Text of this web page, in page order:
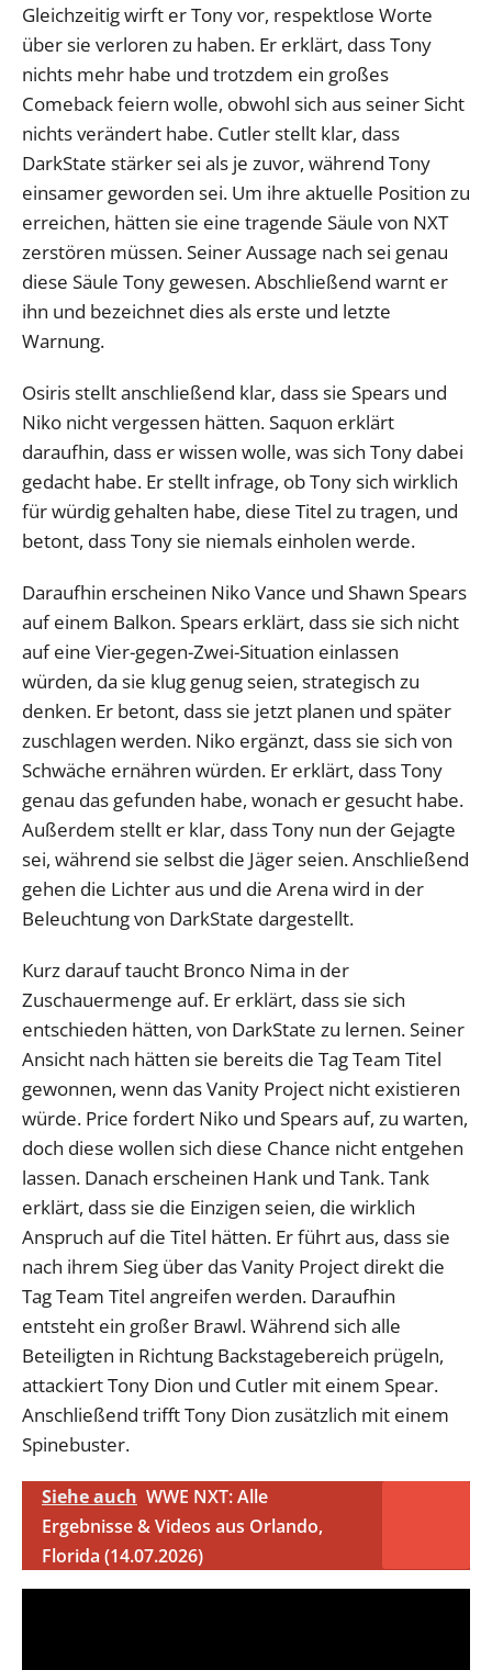
Gleichzeitig wirft er Tony vor, respektlose Worte
über sie verloren zu haben. Er erklärt, dass Tony
nichts mehr habe und trotzdem ein großes
Comeback feiern wolle, obwohl sich aus seiner Sicht
nichts verändert habe. Cutler stellt klar, dass
DarkState stärker sei als je zuvor, während Tony
einsamer geworden sei. Um ihre aktuelle Position zu
erreichen, hätten sie eine tragende Säule von NXT
zerstören müssen. Seiner Aussage nach sei genau
diese Säule Tony gewesen. Abschließend warnt er
ihn und bezeichnet dies als erste und letzte
Warnung.
Osiris stellt anschließend klar, dass sie Spears und
Niko nicht vergessen hätten. Saquon erklärt
daraufhin, dass er wissen wolle, was sich Tony dabei
gedacht habe. Er stellt infrage, ob Tony sich wirklich
für würdig gehalten habe, diese Titel zu tragen, und
betont, dass Tony sie niemals einholen werde.
Daraufhin erscheinen Niko Vance und Shawn Spears
auf einem Balkon. Spears erklärt, dass sie sich nicht
auf eine Vier-gegen-Zwei-Situation einlassen
würden, da sie klug genug seien, strategisch zu
denken. Er betont, dass sie jetzt planen und später
zuschlagen werden. Niko ergänzt, dass sie sich von
Schwäche ernähren würden. Er erklärt, dass Tony
genau das gefunden habe, wonach er gesucht habe.
Außerdem stellt er klar, dass Tony nun der Gejagte
sei, während sie selbst die Jäger seien. Anschließend
gehen die Lichter aus und die Arena wird in der
Beleuchtung von DarkState dargestellt.
Kurz darauf taucht Bronco Nima in der
Zuschauermenge auf. Er erklärt, dass sie sich
entschieden hätten, von DarkState zu lernen. Seiner
Ansicht nach hätten sie bereits die Tag Team Titel
gewonnen, wenn das Vanity Project nicht existieren
würde. Price fordert Niko und Spears auf, zu warten,
doch diese wollen sich diese Chance nicht entgehen
lassen. Danach erscheinen Hank und Tank. Tank
erklärt, dass sie die Einzigen seien, die wirklich
Anspruch auf die Titel hätten. Er führt aus, dass sie
nach ihrem Sieg über das Vanity Project direkt die
Tag Team Titel angreifen werden. Daraufhin
entsteht ein großer Brawl. Während sich alle
Beteiligten in Richtung Backstagebereich prügeln,
attackiert Tony Dion und Cutler mit einem Spear.
Anschließend trifft Tony Dion zusätzlich mit einem
Spinebuster.
Siehe auch WWE NXT: Alle
Ergebnisse & Videos aus Orlando,
Florida (14.07.2026)